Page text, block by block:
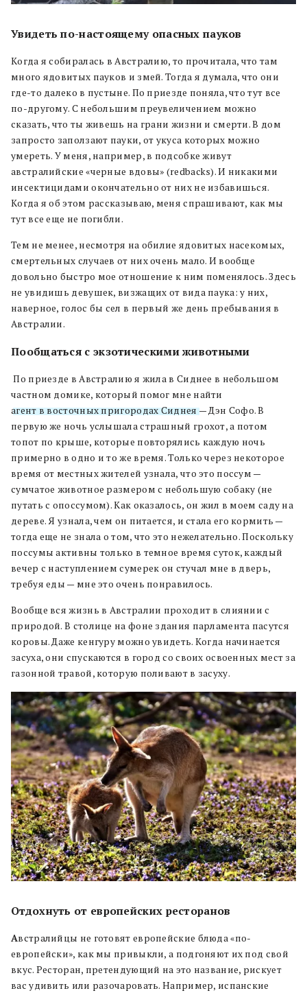
Увидеть по-настоящему опасных пауков
Когда я собиралась в Австралию, то прочитала, что там
много ядовитых пауков и змей. Тогда я думала, что они
где-то далеко в пустыне. По приезде поняла, что тут все
по-другому. С небольшим преувеличением можно
сказать, что ты живешь на грани жизни и смерти. В дом
запросто заползают пауки, от укуса которых можно
умереть. У меня, например, в подсобке живут
австралийские «черные вдовы» (redbacks). И никакими
инсектицидами окончательно от них не избавишься.
Когда я об этом рассказываю, меня спрашивают, как мы
тут все еще не погибли.
Тем не менее, несмотря на обилие ядовитых насекомых,
смертельных случаев от них очень мало. И вообще
довольно быстро мое отношение к ним поменялось. Здесь
не увидишь девушек, визжащих от вида паука: у них,
наверное, голос бы сел в первый же день пребывания в
Австралии.
Пообщаться с экзотическими животными
По приезде в Австралию я жила в Сиднее в небольшом
частном домике, который помог мне найти
агент в восточных пригородах Сиднея— Дэн Софо. В
первую же ночь услышала страшный грохот, а потом
топот по крыше, которые повторялись каждую ночь
примерно в одно и то же время. Только через некоторое
время от местных жителей узнала, что это поссум —
сумчатое животное размером с небольшую собаку (не
путать с опоссумом). Как оказалось, он жил в моем саду на
дереве. Я узнала, чем он питается, и стала его кормить —
тогда еще не знала о том, что это нежелательно. Поскольку
поссумы активны только в темное время суток, каждый
вечер с наступлением сумерек он стучал мне в дверь,
требуя еды — мне это очень понравилось.
Вообще вся жизнь в Австралии проходит в слиянии с
природой. В столице на фоне здания парламента пасутся
коровы. Даже кенгуру можно увидеть. Когда начинается
засуха, они спускаются в город со своих освоенных мест за
газонной травой, которую поливают в засуху.
Отдохнуть от европейских ресторанов
Австралийцы не готовят европейские блюда «по-
европейски», как мы привыкли, а подгоняют их под свой
вкус. Ресторан, претендующий на это название, рискует
вас удивить или разочаровать. Например, испанские